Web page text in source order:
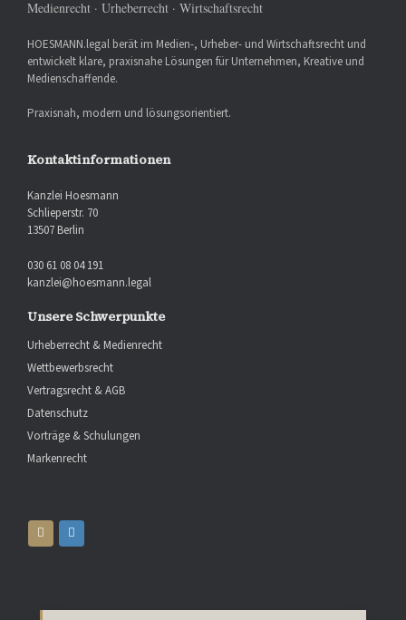
Medienrecht · Urheberrecht · Wirtschaftsrecht
HOESMANN.legal berät im Medien-, Urheber- und Wirtschaftsrecht und
entwickelt klare, praxisnahe Lösungen für Unternehmen, Kreative und
Medienschaffende.
Praxisnah, modern und lösungsorientiert.
Kontaktinformationen
Kanzlei Hoesmann
Schlieperstr. 70
13507 Berlin
030 61 08 04 191
kanzlei@hoesmann.legal
Unsere Schwerpunkte
Urheberrecht & Medienrecht
Wettbewerbsrecht
Vertragsrecht & AGB
Datenschutz
Vorträge & Schulungen
Markenrecht